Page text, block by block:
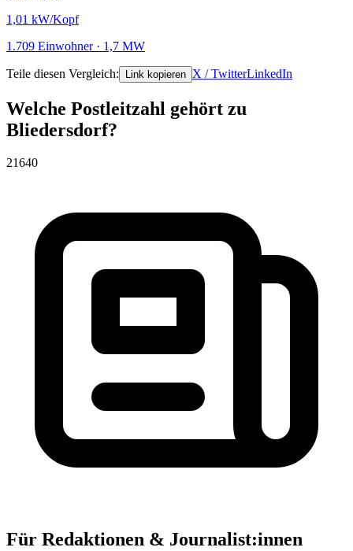
1,01 kW/Kopf
1.709 Einwohner · 1,7 MW
Teile diesen Vergleich: Link kopieren X / TwitterLinkedIn
Welche Postleitzahl gehört zu
Bliedersdorf?
21640
Für Redaktionen & Journalist:innen